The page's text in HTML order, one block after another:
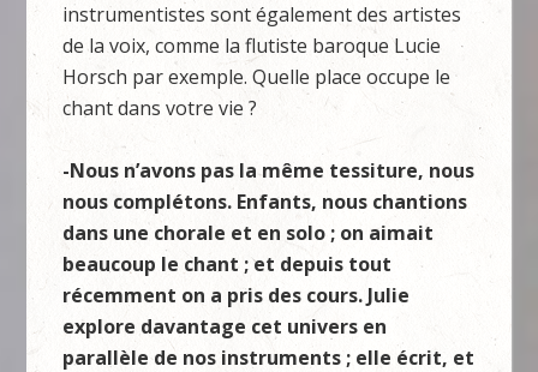
instrumentistes sont également des artistes
de la voix, comme la flutiste baroque Lucie
Horsch par exemple. Quelle place occupe le
chant dans votre vie ?
-Nous n’avons pas la même tessiture, nous
nous complétons. Enfants, nous chantions
dans une chorale et en solo ; on aimait
beaucoup le chant ; et depuis tout
récemment on a pris des cours. Julie
explore davantage cet univers en
parallèle de nos instruments ; elle écrit, et